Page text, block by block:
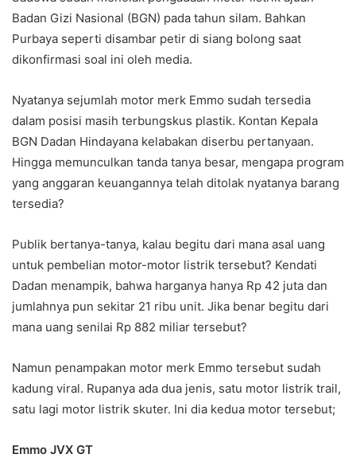
Badan Gizi Nasional (BGN) pada tahun silam. Bahkan
Purbaya seperti disambar petir di siang bolong saat
dikonfirmasi soal ini oleh media.
Nyatanya sejumlah motor merk Emmo sudah tersedia
dalam posisi masih terbungskus plastik. Kontan Kepala
BGN Dadan Hindayana kelabakan diserbu pertanyaan.
Hingga memunculkan tanda tanya besar, mengapa program
yang anggaran keuangannya telah ditolak nyatanya barang
tersedia?
Publik bertanya-tanya, kalau begitu dari mana asal uang
untuk pembelian motor-motor listrik tersebut? Kendati
Dadan menampik, bahwa harganya hanya Rp 42 juta dan
jumlahnya pun sekitar 21 ribu unit. Jika benar begitu dari
mana uang senilai Rp 882 miliar tersebut?
Namun penampakan motor merk Emmo tersebut sudah
kadung viral. Rupanya ada dua jenis, satu motor listrik trail,
satu lagi motor listrik skuter. Ini dia kedua motor tersebut;
Emmo JVX GT